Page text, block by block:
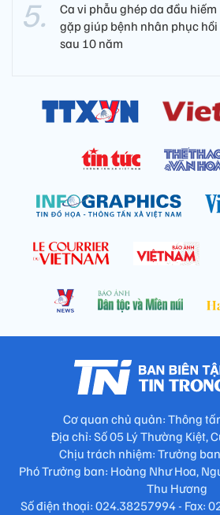
Ca vi phẫu ghép da đầu hiếm
gặp giúp bệnh nhân phục hồi
sau 10 năm
Cơ quan chủ quản: Thông
Địa chỉ: Số 05 Lý Thường Kiệt,
Chịu trách nhiệm: Trưởng
Phó Trưởng ban: Hoàng Như Hoa,
Thu Hương
Số điện thoại: 024.38257994 - Fax: